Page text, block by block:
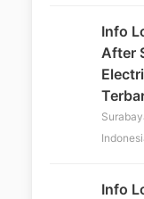
Info
After
Info